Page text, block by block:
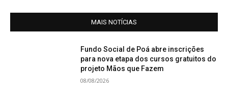
MAIS NOTÍCIAS
Fundo Social de Poá abre inscrições
para nova etapa dos cursos gratuitos do
projeto Mãos que Fazem
08/08/2026